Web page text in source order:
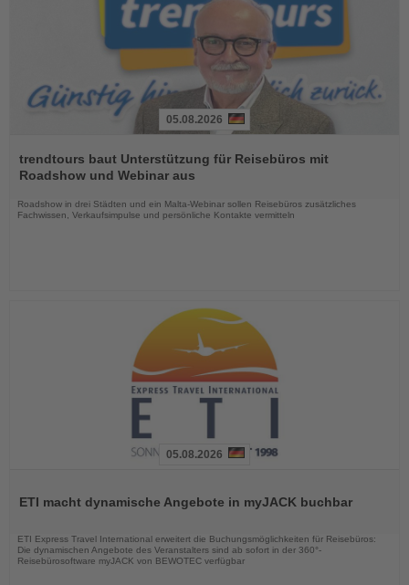
Sie
die
05.08.2026
trendtours baut Unterstützung für Reisebüros mit
Roadshow und Webinar aus
Roadshow in drei Städten und ein Malta-Webinar sollen Reisebüros zusätzliches
Fachwissen, Verkaufsimpulse und persönliche Kontakte vermitteln
die
05.08.2026
ETI macht dynamische Angebote in myJACK buchbar
ETI Express Travel International erweitert die Buchungsmöglichkeiten für Reisebüros:
Die dynamischen Angebote des Veranstalters sind ab sofort in der 360°-
Reisebürosoftware myJACK von BEWOTEC verfügbar